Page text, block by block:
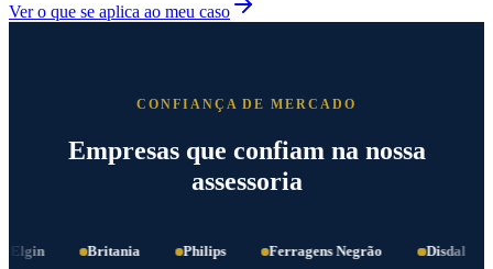
Ver o que se aplica ao meu caso
CONFIANÇA DE MERCADO
Empresas que confiam na nossa
assessoria
Britania Philips Ferragens Negrão Disdal